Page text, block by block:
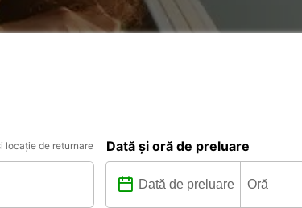
locație de returnare Dată și oră de preluare